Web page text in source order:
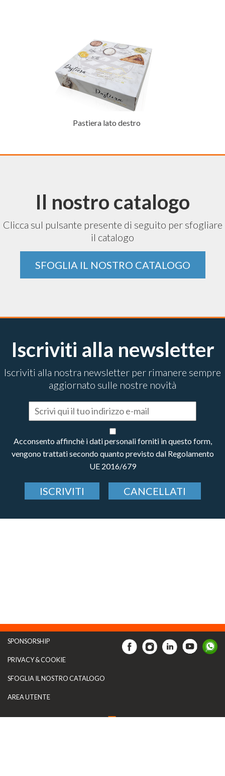
Pastiera lato destro
Il nostro catalogo
Clicca sul pulsante presente di seguito per sfogliare
il catalogo
SFOGLIA IL NOSTRO CATALOGO
Iscriviti alla newsletter
Iscriviti alla nostra newsletter per rimanere sempre
aggiornato sulle nostre novità
Acconsento affinchè i dati personali forniti in questo form,
vengono trattati secondo quanto previsto dal Regolamento
UE 2016/679
ISCRIVITI CANCELLATI
SPONSORSHIP
PRIVACY & COOKIE
SFOGLIA IL NOSTRO CATALOGO
AREA UTENTE